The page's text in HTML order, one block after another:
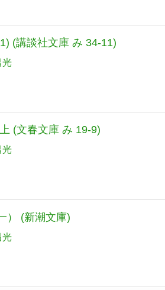
(講談社文庫 み 34-11)
光
(文春文庫 み 19-9)
光
） (新潮文庫)
光